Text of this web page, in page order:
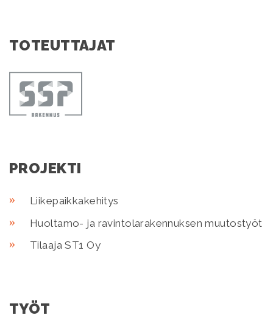
TOTEUTTAJAT
PROJEKTI
Liikepaikkakehitys
Huoltamo- ja ravintolarakennuksen muutostyöt
Tilaaja ST1 Oy
TYÖT